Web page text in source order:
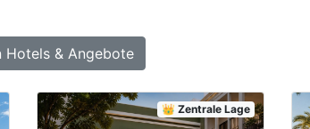
& Angebote
👑 Zentrale Lage